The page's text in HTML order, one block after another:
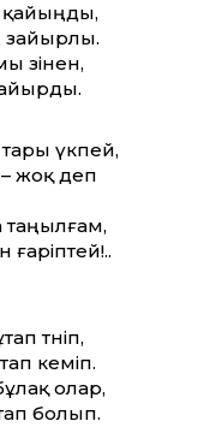
қайыңды,
зайырлы.
өзінен,
айырды.
үкпей,
жоқ деп
төніп,
кеміп.
олар,
болып.